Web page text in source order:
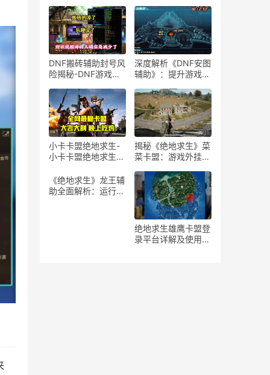
DNF搬砖辅助封号风
险揭秘-DNF游戏搬
解析
深度解析《DNF安图
辅助》：提升游戏效
《DNF》安图恩团本
高效通关技巧与辅助
软件使用指南
小卡卡盟绝地求生-
小卡卡盟绝地求生游
揭秘《绝地求生》菜
菜卡盟：游戏外挂现
《绝地求生》龙王辅
助全面解析：运行指
绝地求生雄鹰卡盟登
录平台详解及使用体